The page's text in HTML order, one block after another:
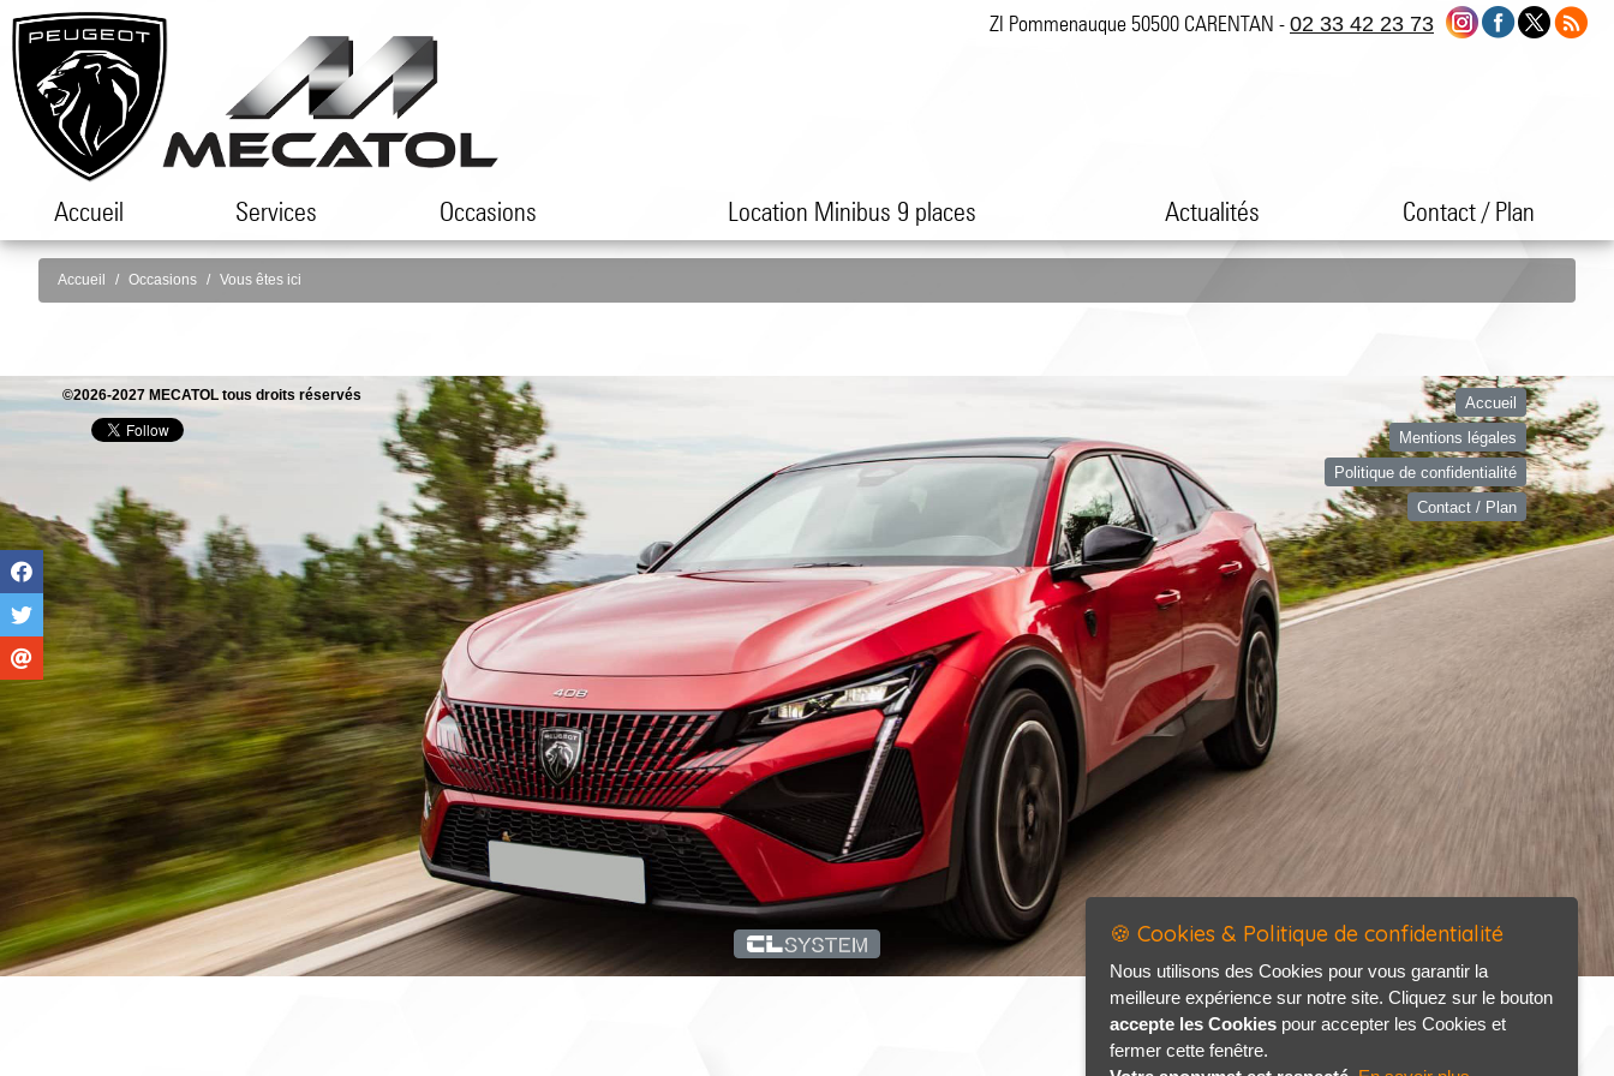
Accueil Services Occasions Location Minibus 9 places Actualités Contact / Plan
ZI Pommenauque 50500 CARENTAN - 02 33 42 23 73
Accueil Occasions Vous êtes ici
©2026-2027 MECATOL tous droits réservés
Accueil
Mentions légales
Politique de confidentialité
Contact / Plan
🍪 Cookies & Politique de confidentialité
Nous utilisons des Cookies pour vous garantir la
meilleure expérience sur notre site. Cliquez sur le bouton
accepte les Cookies pour accepter les Cookies et
fermer cette fenêtre.